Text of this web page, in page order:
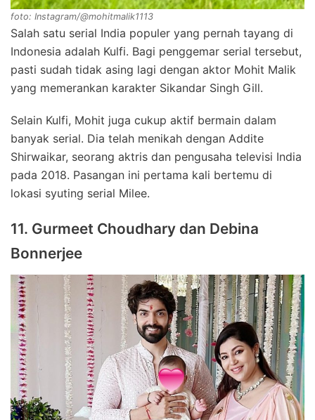
foto: Instagram/@mohitmalik1113
Salah satu serial India populer yang pernah tayang di
Indonesia adalah Kulfi. Bagi penggemar serial tersebut,
pasti sudah tidak asing lagi dengan aktor Mohit Malik
yang memerankan karakter Sikandar Singh Gill.
Selain Kulfi, Mohit juga cukup aktif bermain dalam
banyak serial. Dia telah menikah dengan Addite
Shirwaikar, seorang aktris dan pengusaha televisi India
pada 2018. Pasangan ini pertama kali bertemu di
lokasi syuting serial Milee.
11. Gurmeet Choudhary dan Debina
Bonnerjee